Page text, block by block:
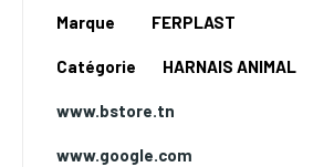
Marque FERPLAST
Catégorie HARNAIS ANIMAL
www.bstore.tn
www.google.com